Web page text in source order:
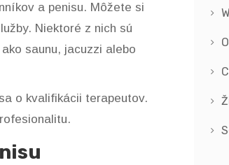
a penisu. Môžete si
Niektoré z nich sú
saunu, jacuzzi alebo
o kvalifikácii terapeutov.